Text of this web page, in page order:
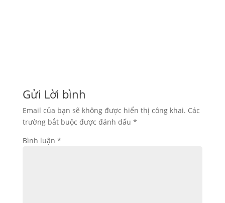
Gửi Lời bình
Email của bạn sẽ không được hiển thị công khai. Các
trường bắt buộc được đánh dấu *
Bình luận *